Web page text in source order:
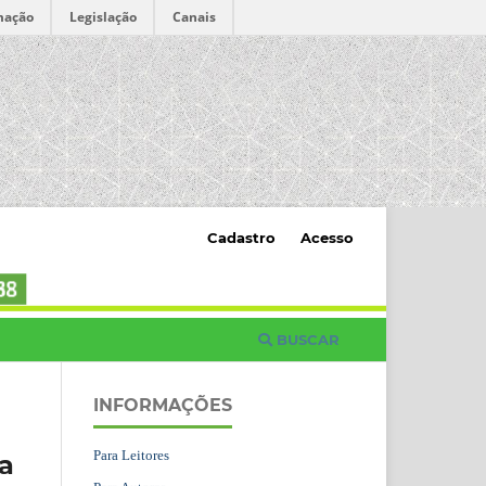
Legislação Canais
BUSCAR
Cadastro Acesso
INFORMAÇÕES
Para Leitores